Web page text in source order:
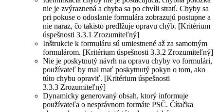
nie je zvýraznená a chyba sa po chvíli stratí. Chyby sa
pri pokuse o odoslanie formulára zobrazujú postupne a
nie naraz, čo takisto predlžuje opravu chýb. [Kritérium
úspešnosti 3.3.1 Zrozumiteľný]
Inštrukcie k formuláru sú umiestnené až za samotným
formulárom. [Kritérium úspešnosti 3.3.2 Zrozumiteľný]
Nie je poskytnutý návrh na opravu chyby vo formulári,
používateľ by mal mať poskytnutý pokyn o tom, ako
túto chybu opraviť. [Kritérium úspešnosti
3.3.3 Zrozumiteľný]
Dynamicky generovaný obsah, ktorý informuje
používateľa o nesprávnom formáte PSČ. Čítačka